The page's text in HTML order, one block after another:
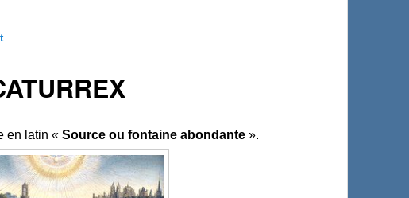
en latin « Source ou fontaine abondante ».